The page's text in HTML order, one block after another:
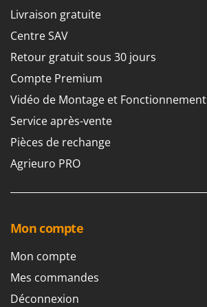
Livraison gratuite
Centre SAV
Retour gratuit sous 30 jours
Compte Premium
Vidéo de Montage et Fonctionnement
Service après-vente
Pièces de rechange
Agrieuro PRO
Mon compte
Mon compte
Mes commandes
Déconnexion